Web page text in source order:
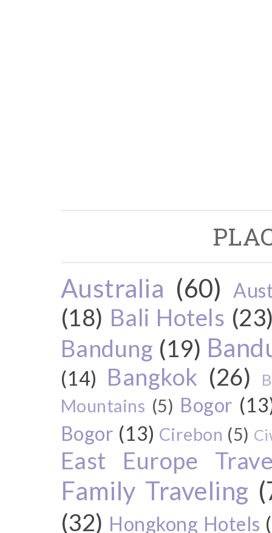
Australia (60)
(18) Bali Hotels
Bandung (19)
(14) Bangkok (26)
Mountains (5) Bogor
Bogor (13) Cirebon (5)
East Europe
Family Traveling
(32) Hongkong Hotels